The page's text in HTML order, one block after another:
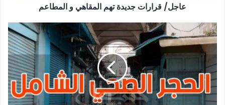
عاجل/ قرارات جديدة تهم المقاهي و المطاعم
فرض
حجر
صحّي
أيام
عيد
الأضحى
..